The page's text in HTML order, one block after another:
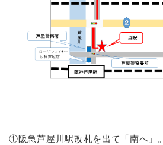
①阪急芦屋川駅改札を出て「南へ」。